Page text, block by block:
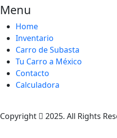
Menu
Home
Inventario
Carro de Subasta
Tu Carro a México
Contacto
Calculadora
Copyright 2025. All Rights